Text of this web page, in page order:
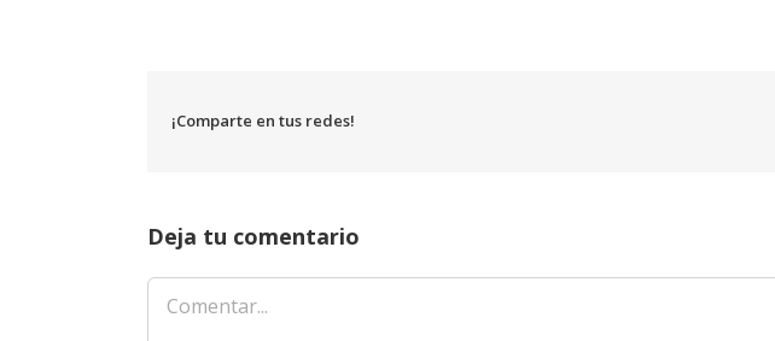
¡Comparte en tus redes!
Deja tu comentario
Comentar